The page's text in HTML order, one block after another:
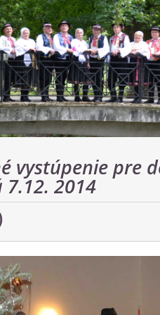
vystúpenie pre
2014